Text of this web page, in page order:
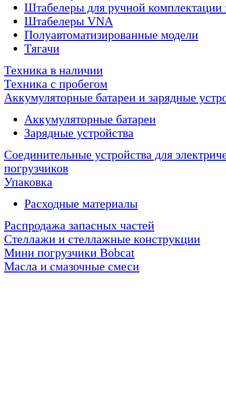
Штабелеры для ручной комплектации
Штабелеры VNA
Полуавтоматизированные модели
Тягачи
Техника в наличии
Техника с пробегом
Аккумуляторные батареи и зарядные
Аккумуляторные батареи
Зарядные устройства
Соединительные устройства для
погрузчиков
Упаковка
Расходные материалы
Распродажа запасных частей
Стеллажи и стеллажные конструкции
Мини погрузчики Bobcat
Масла и смазочные смеси